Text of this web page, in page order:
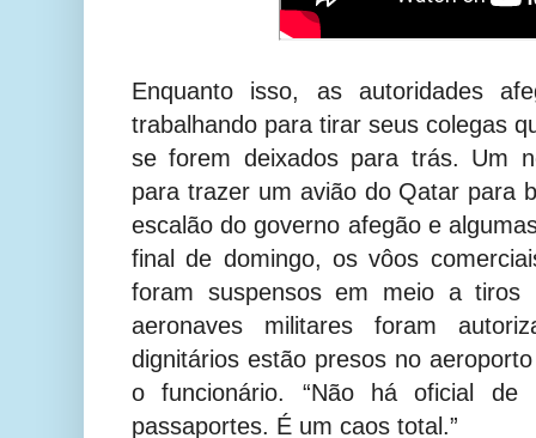
Enquanto isso, as autoridades
trabalhando para tirar seus colegas
se forem deixados para trás. Um
para trazer um avião do Qatar para
escalão do governo afegão e
final de domingo, os vôos
foram suspensos em meio a tiros
aeronaves militares foram
dignitários estão presos no
o funcionário. “Não há oficial de
passaportes. É um caos total.”